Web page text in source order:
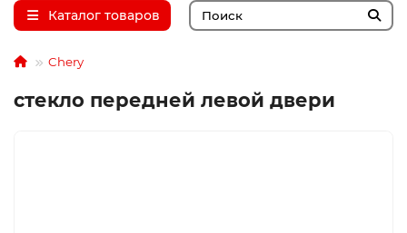
Каталог товаров
Chery
стекло передней левой двери